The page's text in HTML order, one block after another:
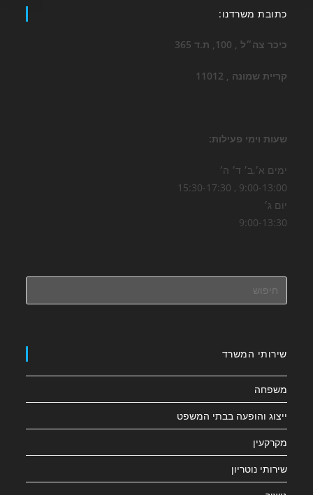
כתובת משרדנו:
כיכר צה״ל , 100, ת.ד 365
קריית שמונה , 11012
שעות וימי פעילות:
ימים א׳,ב׳ ד׳ ה׳
9:00-13:00 , 15:30-17:30
יום ג׳
9:00-13:30
שירותי המשרד
משפחה
ייצוג והופעה בבתי המשפט
מקרקעין
שירותי נוטריון